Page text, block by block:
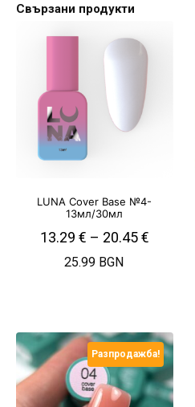
Свързани продукти
LUNA Cover Base №4-
13мл/30мл
13.29 € – 20.45€
25.99 BGN
Разпродажба!